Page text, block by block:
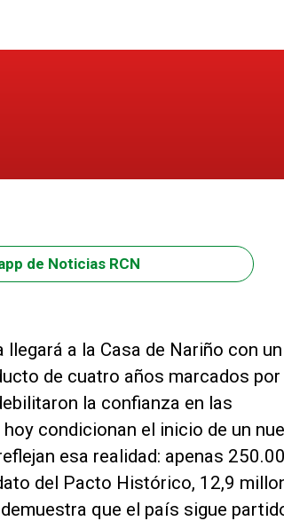
de Noticias RCN
a la Casa de Nariño con
de cuatro años marcados por
la confianza en las
condicionan el inicio de un
esa realidad: apenas
del Pacto Histórico, 12,9
que el país sigue